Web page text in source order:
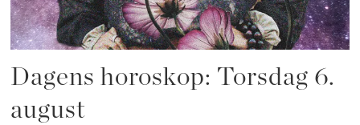
Dagens horoskop: Torsdag 6.
august